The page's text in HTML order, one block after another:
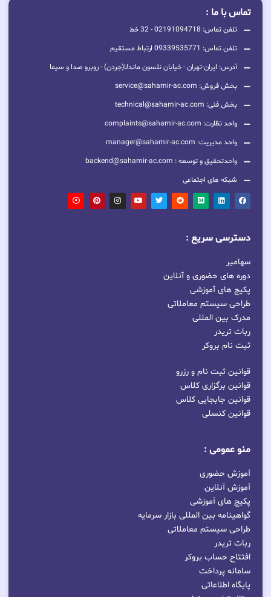
تماس با ما :
تلفن تماس: 02191094718 - 32 خط
تلفن تماس: 09339535771 ارتباط مستقیم
آدرس: ایران-تهران - خیابان نلسون ماندلا(جردن) - روبرو صدا و سیما
بخش فروش: service@sahamir-ac.com
بخش فنی: technical@sahamir-ac.com
واحد نظارت: complaints@sahamir-ac.com
واحد مدیریت: manager@sahamir-ac.com
واحدتحقیق و توسعه : backend@sahamir-ac.com
شبکه های اجتماعی
دسترسی سریع :
سهامیر
دوره های حضوری و آنلاین
پکیج های آموزشی
طراحی سیستم معاملاتی
مدرک بین المللی
ربات تریدر
ثبت نام بروکر
قوانین ثبت نام و رزرو
قوانین برگزاری کلاس
قوانین جابجایی کلاس
قوانین کنسلی
منو عمومی :
آموزش حضوری
آموزش آنلاین
پکیج های آموزشی
گواهینامه بین المللی بازار سرمایه
طراحی سیستم معاملاتی
ربات تریدر
افتتاح حساب بروکر
سامانه پرداخت
پایگاه اطلاعاتی